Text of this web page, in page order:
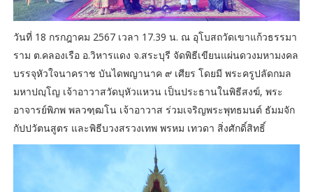
วันที่ 18 กรกฎาคม 2567 เวลา 17.39 น. ณ อุโบสถวัดเขาแก้วธรรมา
ราม ต.คลองเรือ อ.วิหารแดง จ.สระบุรี จัดพิธีเขียนแผ่นดวงมหามงคล
บรรจุหัวใจนาคราช บันไดพญานาค ๙ เศียร โดยมี พระครูปลัดกมล
มหาปญฺโญ เจ้าอาวาสวัดบุหัวแหวน เป็นประธานในพิธีสงฆ์, พระ
อาจารย์พิภพ พลวฑฺฒโน เจ้าอาวาส ร่วมเจริญพระพุทธมนต์ ธัมมจัก
กัปปวัตนสูตร และพิธีบวงสรวงเทพ พรหม เทวดา สิ่งศักดิ์สิทธิ์